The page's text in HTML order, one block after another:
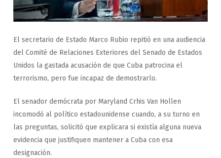
El secretario de Estado Marco Rubio repitió en una audiencia
del Comité de Relaciones Exteriores del Senado de Estados
Unidos la gastada acusación de que Cuba patrocina el
terrorismo, pero fue incapaz de demostrarlo.
El senador demócrata por Maryland Crhis Van Hollen
incomodó al político estadounidense cuando, a su turno en
las preguntas, solicitó que explicara si existía alguna nueva
evidencia que justifiquen mantener a Cuba con esa
designación.